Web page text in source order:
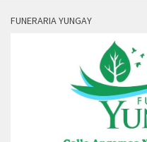
FUNERARIA YUNGAY